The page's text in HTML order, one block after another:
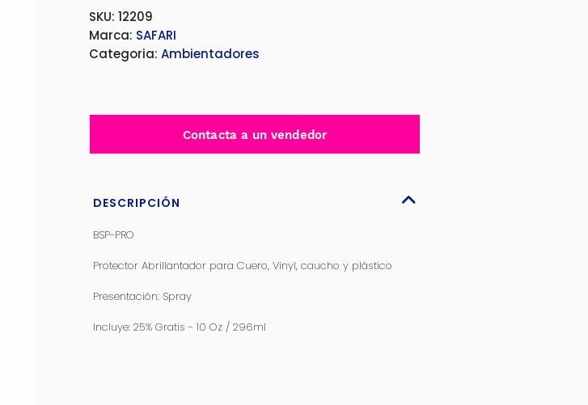
SKU: 12209
Marca: SAFARI
Categoria: Ambientadores
Contacta a un vendedor
DESCRIPCIÓN
BSP-PRO
Protector Abrillantador para Cuero, Vinyl, caucho y plástico
Presentación: Spray
Incluye: 25% Gratis - 10 Oz / 296ml